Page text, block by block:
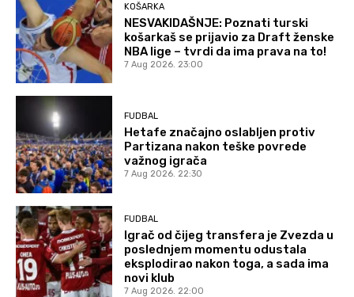
KOŠARKA
NESVAKIDAŠNJE: Poznati turski
košarkaš se prijavio za Draft ženske
NBA lige – tvrdi da ima prava na to!
7 Aug 2026. 23:00
FUDBAL
Hetafe značajno oslabljen protiv
Partizana nakon teške povrede
važnog igrača
7 Aug 2026. 22:30
FUDBAL
Igrač od čijeg transfera je Zvezda u
poslednjem momentu odustala
eksplodirao nakon toga, a sada ima
novi klub
7 Aug 2026. 22:00